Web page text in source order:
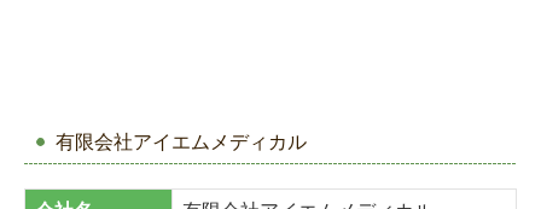
有限会社アイエムメディカル